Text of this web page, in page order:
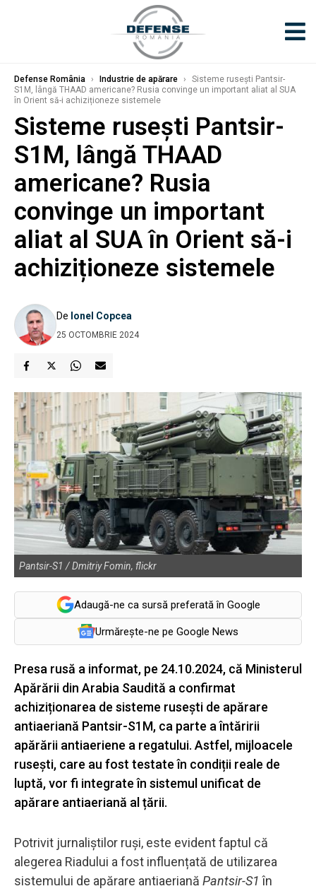
Defense România › Industrie de apărare ›
Sisteme rusești Pantsir-
S1M, lângă THAAD americane? Rusia convinge un important aliat al SUA
în Orient să-i achiziționeze sistemele
Sisteme rusești Pantsir-
S1M, lângă THAAD
americane? Rusia
convinge un important
aliat al SUA în Orient să-i
achiziționeze sistemele
De Ionel Copcea
25 OCTOMBRIE 2024
Pantsir-S1 / Dmitriy Fomin, flickr
Adaugă-ne ca sursă preferată în Google
Urmărește-ne pe Google News
Presa rusă a informat, pe 24.10.2024, că Ministerul
Apărării din Arabia Saudită a confirmat
achiziționarea de sisteme rusești de apărare
antiaeriană Pantsir-S1M, ca parte a întăririi
apărării antiaeriene a regatului. Astfel, mijloacele
rusești, care au fost testate în condiții reale de
luptă, vor fi integrate în sistemul unificat de
apărare antiaeriană al țării.
Potrivit jurnaliștilor ruși, este evident faptul că
alegerea Riadului a fost influențată de utilizarea
sistemului de apărare antiaeriană Pantsir-S1 în